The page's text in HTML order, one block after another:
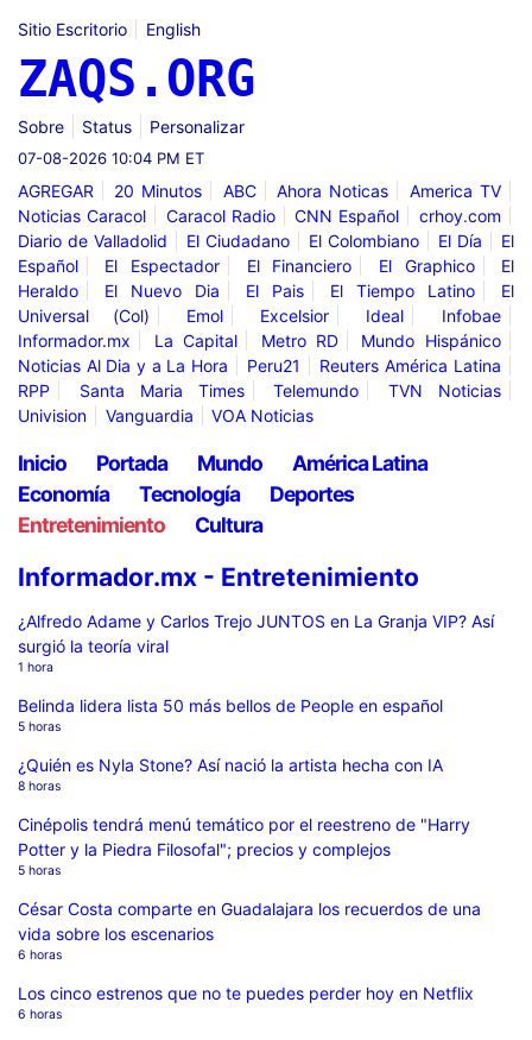
Sitio Escritorio English
ZAQS.ORG
Sobre Status Personalizar
07-08-2026 10:04 PM ET
AGREGAR 20 Minutos ABC Ahora Noticas
America TV
Noticias Caracol
Caracol Radio CNN Español
crhoy.com
Diario de Valladolid
El Ciudadano El Colombiano El Día
El
Español
El Espectador El Financiero El Graphico
El
Heraldo
El Nuevo Dia El Pais El Tiempo Latino
El
Universal (Col)
Emol Excelsior Ideal
Infobae
Informador.mx
La Capital Metro RD
Mundo Hispánico
Noticias Al Dia y a La Hora
Peru21
Reuters América Latina
RPP
Santa Maria Times Telemundo
TVN Noticias
Univision
Vanguardia VOA Noticias
Inicio Portada Mundo
América Latina
Economía
Tecnología
Deportes
Entretenimiento
Cultura
Informador.mx - Entretenimiento
¿Alfredo Adame y Carlos Trejo JUNTOS en La Granja VIP? Así
surgió la teoría viral
1 hora
Belinda lidera lista 50 más bellos de People en español
5 horas
¿Quién es Nyla Stone? Así nació la artista hecha con IA
8 horas
Cinépolis tendrá menú temático por el reestreno de "Harry
Potter y la Piedra Filosofal"; precios y complejos
5 horas
César Costa comparte en Guadalajara los recuerdos de una
vida sobre los escenarios
6 horas
Los cinco estrenos que no te puedes perder hoy en Netflix
6 horas